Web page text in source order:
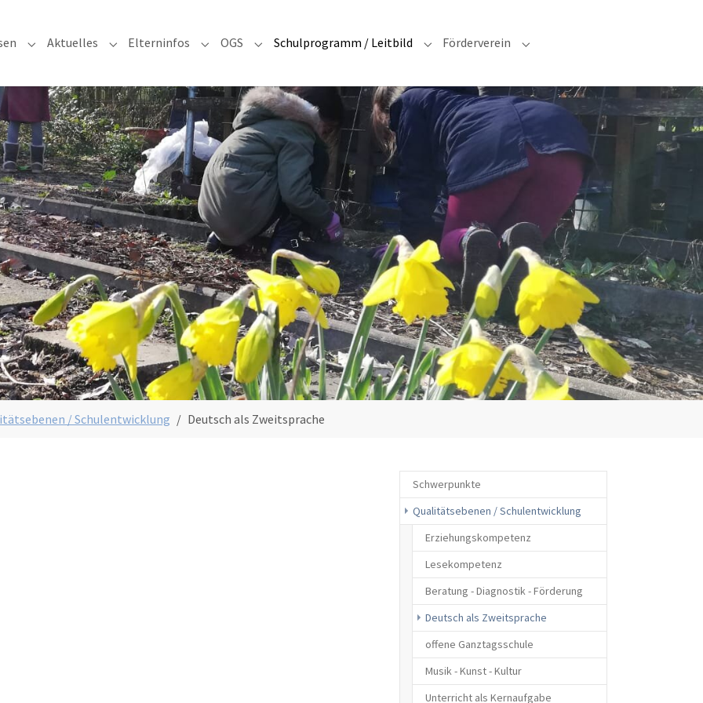
for "Unsere Schule"
Submenu for "Klassen"
Aktuelles Submenu for "Aktuelles"
Elterninfos Submenu for "Elterninfos"
OGS Submenu for "OGS"
Schulprogramm / Leitbild Submenu for "Schulprogramm / Leitbild"
Förderverein Submenu for "Förderverein"
/ Schulentwicklung Deutsch als Zweitsprache
Schwerpunkte
Qualitätsebenen / Schulentwicklung
Erziehungskompetenz
Lesekompetenz
Beratung - Diagnostik - Förderung
Deutsch als Zweitsprache
offene Ganztagsschule
Musik - Kunst - Kultur
Unterricht als Kernaufgabe